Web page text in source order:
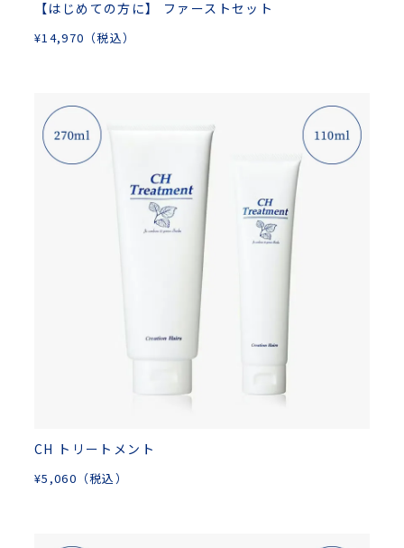
【はじめての方に】 ファーストセット
¥14,970 （税込）
CH トリートメント
¥5,060 （税込）